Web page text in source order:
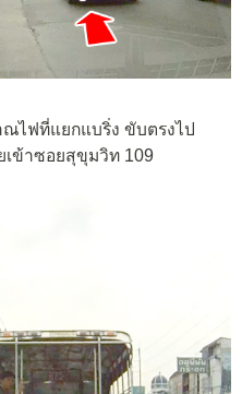
ไฟที่แยกแบริ่ง ขับตรงไป
เข้าซอยสุขุมวิท 109